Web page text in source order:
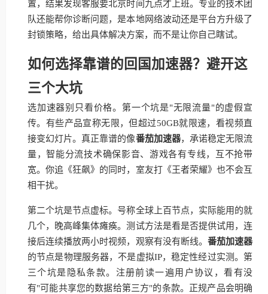
置，结果发现客服要北京时间九点才上班。专业的技术团
队还能帮你诊断问题，是本地网络波动还是平台方升级了
封锁策略，给出具体解决方案，而不是让你自己瞎试。
如何选择靠谱的回国加速器？避开这
三个大坑
选加速器别只看价格。第一个坑是"无限流量"的虚假宣
传。有些产品宣称无限，但超过50GB就限速，看视频直
接变幻灯片。真正靠谱的像番茄加速器，承诺稳定无限流
量，智能分流技术确保影音、游戏各有专线，互不抢带
宽。你追《狂飙》的同时，室友打《王者荣耀》也不会互
相干扰。
第二个坑是节点虚标。号称全球上百节点，实际能用的就
几个，晚高峰集体瘫痪。测试方法是看是否提供试用，连
接后连续播放两小时视频，观察有没有断线。 番茄加速器
的节点是物理服务器，不是虚拟IP，稳定性经过实测。第
三个坑是隐私条款。注册前读一遍用户协议，看有没
有"可能共享您的数据给第三方"的条款。正规产品会明确